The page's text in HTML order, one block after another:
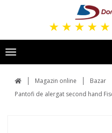
★ ★ ★ ★ ★
Toggle
navigation
Magazin online Bazar
Pantofi de alergat second hand